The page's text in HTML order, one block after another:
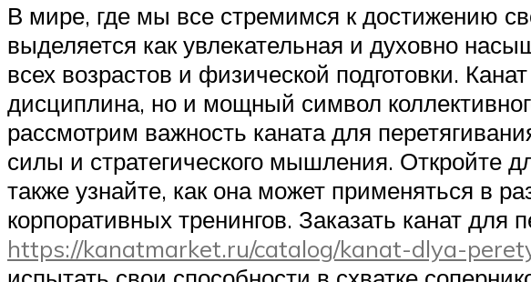
В мире, где мы все стремимся к достижению
выделяется как увлекательная и духовно
всех возрастов и физической подготовки.
дисциплина, но и мощный символ
рассмотрим важность каната для
силы и стратегического мышления. Откройте
также узнайте, как она может применяться в
корпоративных тренингов. Заказать канат для
https://kanatmarket.ru/catalog/kanat-dlya-